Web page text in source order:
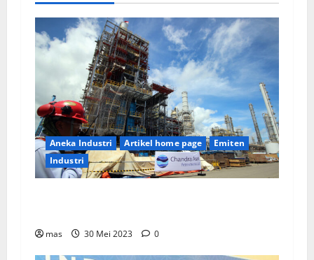
Aneka Industri Artikel home page
Emiten
Industri
mas 30 Mei 2023 0